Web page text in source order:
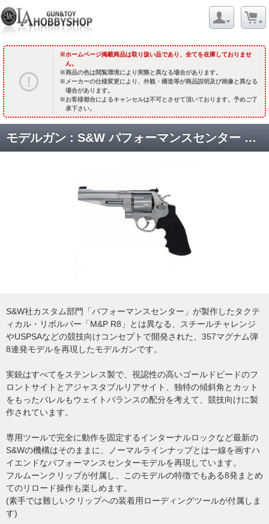
ホームページ掲載商品は取り扱い品であり、全てを在庫しておりませ
ん。
商品の色は閲覧環境により実際と異なる場合があります。
メーカーの仕様変更により、外観・構造等が商品説明及び画像と異なる
場合があります。
お客様都合によるキャンセルは不可とさせて頂いております。予めご了
承下さい。
モデルガン : S&W パフォーマンスセンター M627 5インチ 8ショット ステンレス バージョン2 [取寄]
S&W社カスタム部門「パフォーマンスセンター」が製作したタクテ
ィカル・リボルバー「M&P R8」とは異なる、スチールチャレンジ
やUSPSAなどの競技向けコンセプトで開発された、357マグナム弾
8連発モデルを再現したモデルガンです。
実銃はすべてをステンレス製で、視認性の高いゴールドビードのフ
ロントサイトとアジャスタブルリアサイト、独特の傾斜角とカット
をもったバレルもウェイトバランスの配分を考えて、競技向けに製
作されています。
専用ツールで完全に動作を固定するインターナルロックなど最新の
S&Wの機構はそのままに、ノーマルラインナップとは一線を画すハ
イエンドなパフォーマンスセンターモデルを再現しています。
フルムーンクリップが付属し、このモデルの特徴でもある8発まとめ
てのリロード操作も楽しめます。
(素手では難しいクリップへの装着用ローディングツールが付属しま
す)